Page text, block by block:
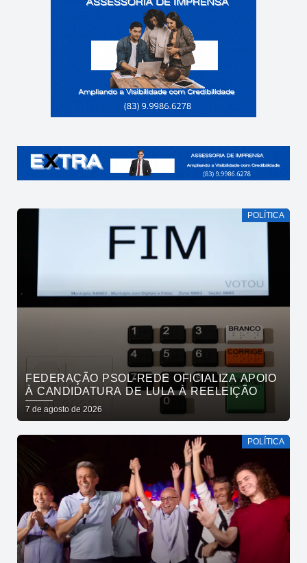
POLÍTICA
FEDERAÇÃO PSOL-REDE OFICIALIZA APOIO
À CANDIDATURA DE LULA À REELEIÇÃO
7 de agosto de 2026
POLÍTICA